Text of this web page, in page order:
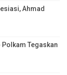
Ahmad
Polkam Tegaskan